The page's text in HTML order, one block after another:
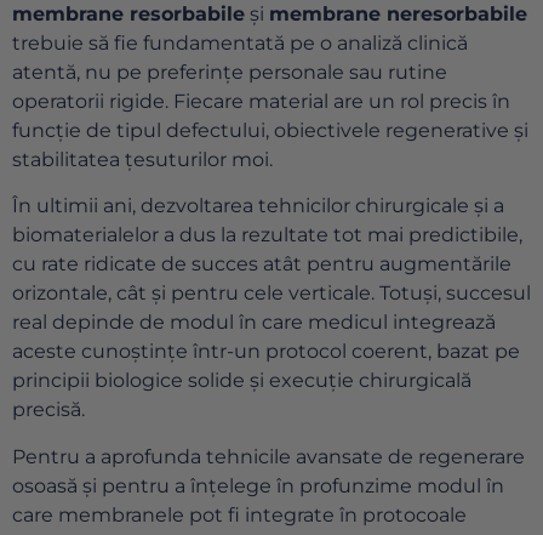
membrane resorbabile și membrane neresorbabile
trebuie să fie fundamentată pe o analiză clinică
atentă, nu pe preferințe personale sau rutine
operatorii rigide. Fiecare material are un rol precis în
funcție de tipul defectului, obiectivele regenerative și
stabilitatea țesuturilor moi.
În ultimii ani, dezvoltarea tehnicilor chirurgicale și a
biomaterialelor a dus la rezultate tot mai predictibile,
cu rate ridicate de succes atât pentru augmentările
orizontale, cât și pentru cele verticale. Totuși, succesul
real depinde de modul în care medicul integrează
aceste cunoștințe într-un protocol coerent, bazat pe
principii biologice solide și execuție chirurgicală
precisă.
Pentru a aprofunda tehnicile avansate de regenerare
osoasă și pentru a înțelege în profunzime modul în
care membranele pot fi integrate în protocoale